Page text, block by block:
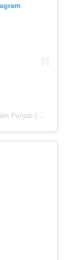
Una publicación compartida de Fundación Punjab (@fundacionpunjab)